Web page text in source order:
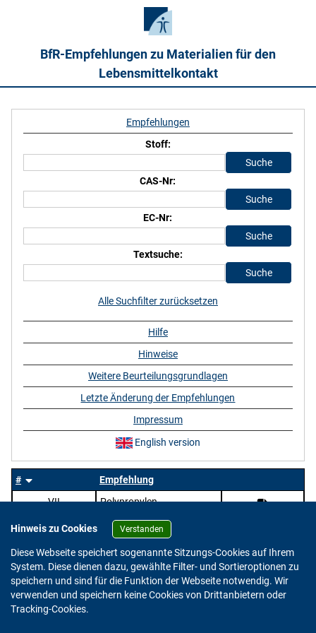
BfR-Empfehlungen zu Materialien für den
Lebensmittelkontakt
#
Empfehlung
VII
Polypropylen
Empfehlungen
Stoff:
CAS-Nr:
EC-Nr:
Textsuche:
Alle Suchfilter zurücksetzen
Hilfe
Hinweise
Weitere Beurteilungsgrundlagen
Letzte Änderung der Empfehlungen
Impressum
English version
Hinweis zu Cookies Verstanden
Diese Webseite speichert sogenannte Sitzungs-Cookies auf Ihrem
System. Diese dienen dazu, gewählte Filter- und Sortieroptionen zu
speichern und sind für die Funktion der Webseite notwendig. Wir
verwenden und speichern keine Cookies von Drittanbietern oder
Tracking-Cookies.